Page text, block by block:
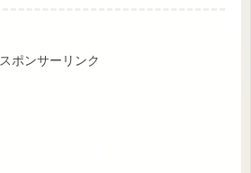
スポンサーリンク